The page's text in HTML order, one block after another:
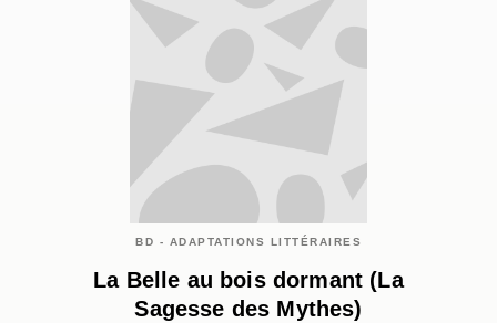
BD - ADAPTATIONS LITTÉRAIRES
La Belle au bois dormant (La
Sagesse des Mythes)